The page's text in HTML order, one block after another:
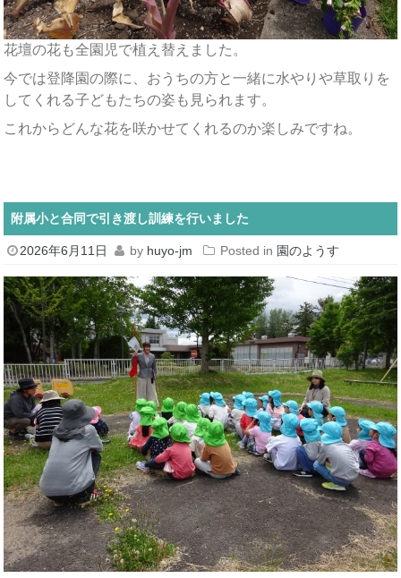
花壇の花も全園児で植え替えました。
今では登降園の際に、おうちの方と一緒に水やりや草取りを
してくれる子どもたちの姿も見られます。
これからどんな花を咲かせてくれるのか楽しみですね。
附属小と合同で引き渡し訓練を行いました
2026年6月11日 by huyo-jm Posted in 園のようす